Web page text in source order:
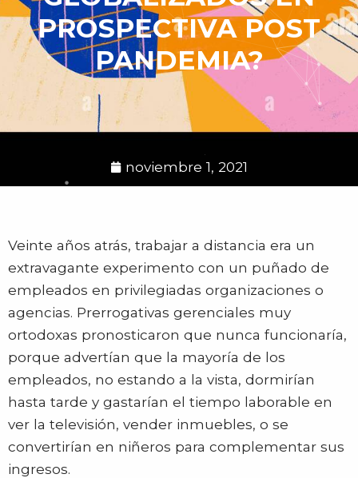
PROSPECTIVA POST
PANDEMIA?
noviembre 1, 2021
Veinte años atrás, trabajar a distancia era un
extravagante experimento con un puñado de
empleados en privilegiadas organizaciones o
agencias. Prerrogativas gerenciales muy
ortodoxas pronosticaron que nunca funcionaría,
porque advertían que la mayoría de los
empleados, no estando a la vista, dormirían
hasta tarde y gastarían el tiempo laborable en
ver la televisión, vender inmuebles, o se
convertirían en niñeros para complementar sus
ingresos.